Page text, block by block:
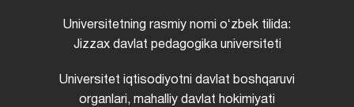
Universitetning rasmiy nomi oʻzbek tilida:
Jizzax davlat pedagogika universiteti
Universitet iqtisodiyotni davlat boshqaruvi
organlari, mahalliy davlat hokimiyati